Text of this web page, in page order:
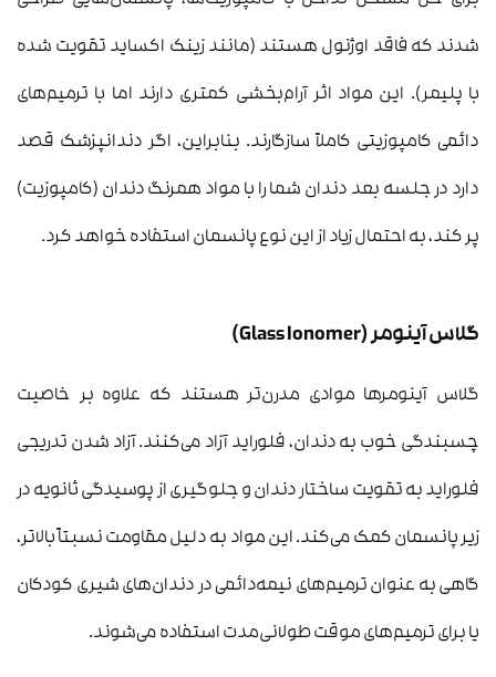
شدند که فاقد اوژنول هستند (مانند زینک اکساید تقویت شده
با پلیمر). این مواد اثر آرام‌بخشی کمتری دارند اما با ترمیم‌های
دائمی کامپوزیتی کاملاً سازگارند. بنابراین، اگر دندانپزشک قصد
دارد در جلسه بعد دندان شما را با مواد همرنگ دندان (کامپوزیت)
پر کند، به احتمال زیاد از این نوع پانسمان استفاده خواهد کرد.
گلاس آینومر (Glass Ionomer)
گلاس آینومرها موادی مدرن‌تر هستند که علاوه بر خاصیت
چسبندگی خوب به دندان، فلوراید آزاد می‌کنند. آزاد شدن تدریجی
فلوراید به تقویت ساختار دندان و جلوگیری از پوسیدگی ثانویه در
زیر پانسمان کمک می‌کند. این مواد به دلیل مقاومت نسبتاً بالاتر،
گاهی به عنوان ترمیم‌های نیمه‌دائمی در دندان‌های شیری کودکان
یا برای ترمیم‌های موقت طولانی‌مدت استفاده می‌شوند.